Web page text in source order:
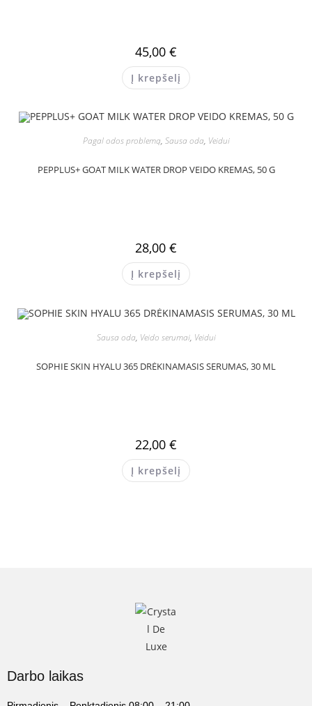
45,00 €
Į krepšelį
Pagal odos problemą, Sausa oda, Veidui
PEPPLUS+ GOAT MILK WATER DROP VEIDO KREMAS, 50 G
28,00 €
Į krepšelį
Sausa oda, Veido serumai, Veidui
SOPHIE SKIN HYALU 365 DRĖKINAMASIS SERUMAS, 30 ML
22,00 €
Į krepšelį
Darbo laikas